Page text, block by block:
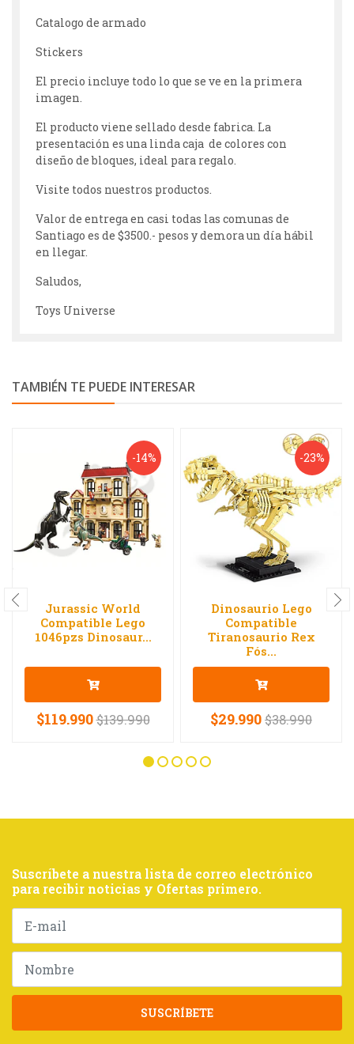
Catalogo de armado
Stickers
El precio incluye todo lo que se ve en la primera
imagen.
El producto viene sellado desde fabrica. La
presentación es una linda caja de colores con
diseño de bloques, ideal para regalo.
Visite todos nuestros productos.
Valor de entrega en casi todas las comunas de
Santiago es de $3500.- pesos y demora un día hábil
en llegar.
Saludos,
Toys Universe
TAMBIÉN TE PUEDE INTERESAR
-14%
Jurassic World
Compatible Lego
1046pzs Dinosaur...
$119.990$139.990
-23%
Dinosaurio Lego
Compatible
Tiranosaurio Rex
Fós...
$29.990$38.990
Suscríbete a nuestra lista de correo electrónico
para recibir noticias y Ofertas primero.
SUSCRÍBETE